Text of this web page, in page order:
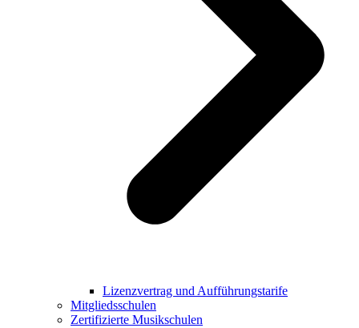
Lizenzvertrag und Aufführungstarife
Mitgliedsschulen
Zertifizierte Musikschulen